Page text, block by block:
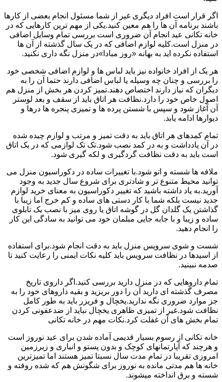
اگر قرار است افراد دیگری غیر از شما مسئول انجام بعضی از کارها
باشند برنامه آن ها را هم معین کنید.یکی از مهم ترین کارهایی که در
خانه تکانی عید انجام آن ضروری است بررسی تمام وسایل اضافی
در منزل است.کلیه لوازم اضافی که در یک سال گذشته از آن ها
استفاده نکرده اید به بهانه «روز مبادا»در منزل نگه داری نکنید.
هر یک از افراد خانواده نیز باید لباس ها و لوازم اضافی شخصی خود
را بررسی و چنان چه وسیله یا لباس اضافی دارند حتما آن را به
دیگران که نیاز دارند اختصاص دهند.تمیز کردن هر بخش از منزل هم
اصول خاص خود را دارد.نظافت هر اتاق باید از سقف و بعد لوستر
آن آغاز شود و سپس با شستن پرده ها و تمیزی پنجره ها درها و
دیوارها ادامه یابد.
تمام کمدهای هر اتاق باید به دقت تمیز و مرتب و لوازم چیده شده
در آن یادداشت و به در کمد نصب شود.تک تک لوازمی که در یک اتاق
است باید به دقت نظافت گردگیری و لکه گیری شود.
ملافه ها شسته و اتو شود.با تغییرات ساده در دکوراسیون منزل می
توانید محیط متنوع تر و شادتری برای شروع سال جدید به وجود
آورید.به یاد داشته باشید که تغییر دکوراسیون به معنای خرید لوازم
جدید نیست بلکه شما با کار دستی های ساده و کم خرج اما زیبا با
گذاشتن یک گلدان گل در گوشه اتاق یا روی میز با نصب یک تابلوی
ساده و زیبا و با جابه جایی مبلمان خود می توانید به سادگی این کار
را انجام دهید.
شست و شوی سرویس منزل باید به دقت انجام شود.برای استفاده
از اسیدها در نظافت سرویس باید کلیه نکات ایمنی را رعایت کنید تا
صدمه نبینید.
تمام داروهایی که در منزل دارید بررسی کنید.اگر داروی تاریخ
مصرف گذشته ای دارید آن را دور بریزید و بقیه داروهای خود را به
جز موارد ضروری نگه ندارید.یخچال و فریزر باید به طور کامل
نظافت شود.غیر از تمیزی ظاهری یخچال نباید از ضدعفونی کردن
تمام بخش های آن غفلت کرد.نکات مهم در خانه تکانی
خانه تکانی از رسوم بسیار قدیمی آماده شدن برای عید نوروز است
و هرچند که آپارتمانهای کوچک و بدون پستو و انباری و زیرزمین
امروزی تقریبا در تمام مدت سال نسبتا تمیز هستند اما تمیزترین
خانه ها هم مدتی مانده به نوروز برای شگونش هم که شده روفته و
شسته و برق انداخته میشوند.